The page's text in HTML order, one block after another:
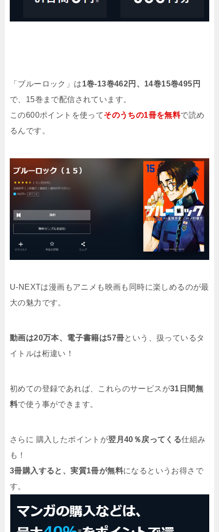
「ブルーロック」は1巻-13巻462円、14巻15巻495円
で、15巻まで配信されています。
この600ポイントを使ってそのうちの1冊を無料で読め
るんです。
U-NEXTは漫画もアニメも映画も同時に楽しめるのが最
大の魅力です。
動画は20万本、電子書籍は57冊という、扱っているタ
イトルは桁違い！
初めての登録であれば、これらのサービスが31日間無
料で使う事ができます。
さらに 購入したポイントが翌月40％戻ってくる仕組み
も！
3冊購入すると、実質1冊が無料になるというお得さで
す。